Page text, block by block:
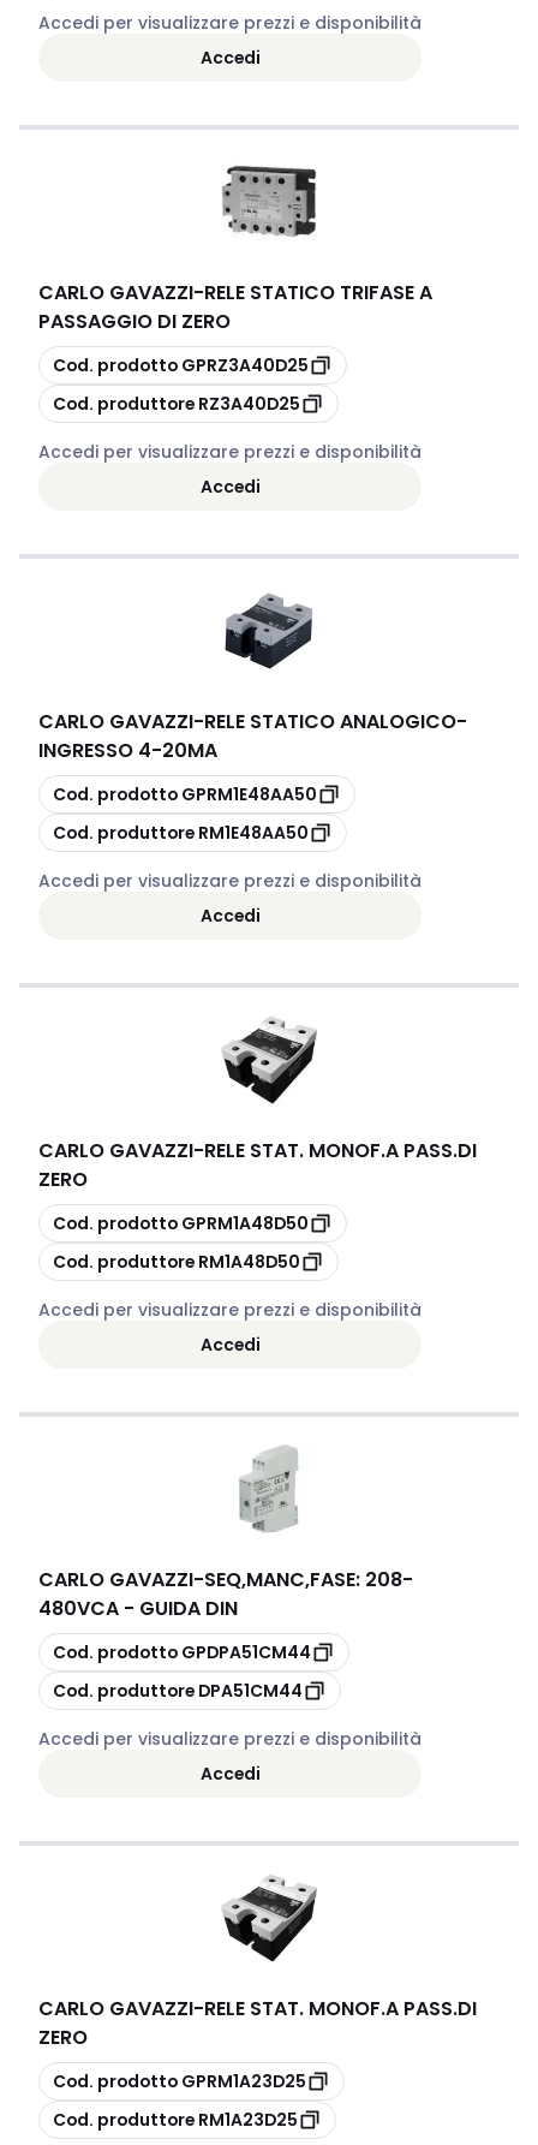
Accedi per visualizzare prezzi e disponibilità
Accedi
CARLO GAVAZZI-RELE STATICO TRIFASE A
PASSAGGIO DI ZERO
copia
Cod. prodotto GPRZ3A40D25
copia
Cod. produttore RZ3A40D25
Accedi per visualizzare prezzi e disponibilità
Accedi
CARLO GAVAZZI-RELE STATICO ANALOGICO-
INGRESSO 4-20MA
copia
Cod. prodotto GPRM1E48AA50
copia
Cod. produttore RM1E48AA50
Accedi per visualizzare prezzi e disponibilità
Accedi
CARLO GAVAZZI-RELE STAT. MONOF.A PASS.DI
ZERO
copia
Cod. prodotto GPRM1A48D50
copia
Cod. produttore RM1A48D50
Accedi per visualizzare prezzi e disponibilità
Accedi
CARLO GAVAZZI-SEQ,MANC,FASE: 208-
480VCA - GUIDA DIN
copia
Cod. prodotto GPDPA51CM44
copia
Cod. produttore DPA51CM44
Accedi per visualizzare prezzi e disponibilità
Accedi
CARLO GAVAZZI-RELE STAT. MONOF.A PASS.DI
ZERO
copia
Cod. prodotto GPRM1A23D25
copia
Cod. produttore RM1A23D25